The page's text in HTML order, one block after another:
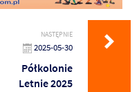
NASTĘPNIE
2025-05-30
Półkolonie
Letnie 2025